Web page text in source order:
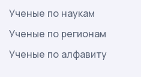
Ученые по наукам
Ученые по регионам
Ученые по алфавиту